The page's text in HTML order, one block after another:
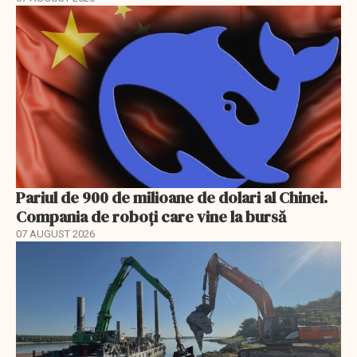
Pariul de 900 de milioane de dolari al Chinei.
Compania de roboți care vine la bursă
07 AUGUST 2026